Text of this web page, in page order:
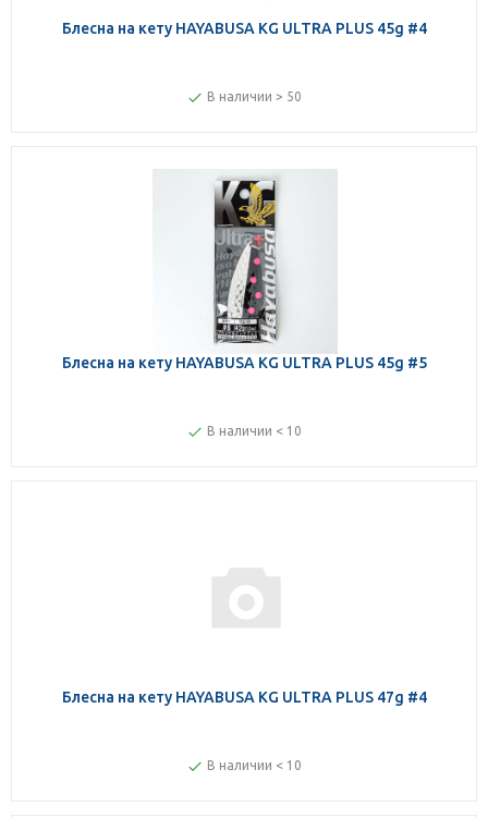
Блесна на кету HAYABUSA KG ULTRA PLUS 45g #4
В наличии > 50
Блесна на кету HAYABUSA KG ULTRA PLUS 45g #5
В наличии < 10
Блесна на кету HAYABUSA KG ULTRA PLUS 47g #4
В наличии < 10